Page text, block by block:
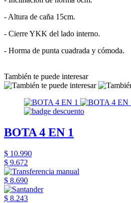
- Altura de caña 15cm.
- Cierre YKK del lado interno.
- Horma de punta cuadrada y cómoda.
También te puede interesar
BOTA 4 EN 1
$ 10.990
$ 9.672
$ 8.690
$ 8.243